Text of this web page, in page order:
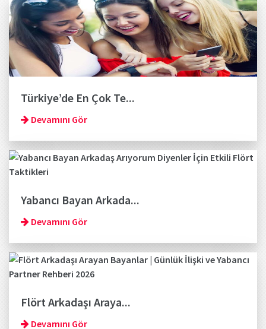
Türkiye’de En Çok Te...
Devamını Gör
Yabancı Bayan Arkada...
Devamını Gör
Flört Arkadaşı Araya...
Devamını Gör